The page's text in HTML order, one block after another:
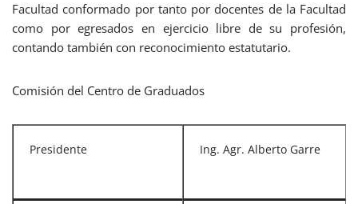
Facultad conformado por tanto por docentes de la Facultad
como por egresados en ejercicio libre de su profesión,
contando también con reconocimiento estatutario.
Comisión del Centro de Graduados
Presidente Ing. Agr. Alberto Garre